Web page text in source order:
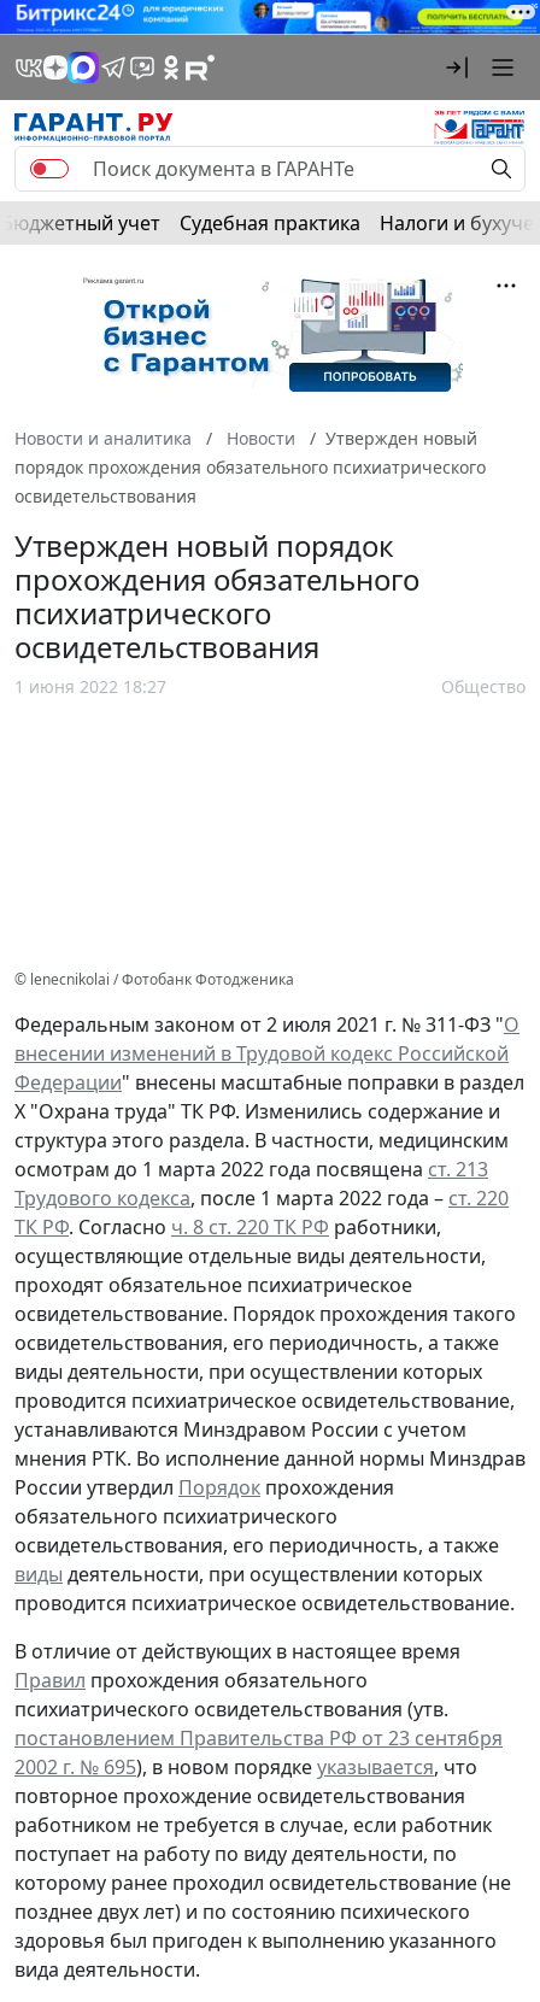
Бюджетный учет Судебная практика Налоги и
Новости и аналитика Новости
Утвержден новый
порядок прохождения обязательного психиатрического
освидетельствования
Утвержден новый порядок
прохождения обязательного
психиатрического
освидетельствования
1 июня 2022 18:27 Общество
© lenecnikolai / Фотобанк Фотодженика
Федеральным законом от 2 июля 2021 г. № 311-ФЗ "О
внесении изменений в Трудовой кодекс Российской
Федерации" внесены масштабные поправки в раздел
Х "Охрана труда" ТК РФ. Изменились содержание и
структура этого раздела. В частности, медицинским
осмотрам до 1 марта 2022 года посвящена ст. 213
Трудового кодекса, после 1 марта 2022 года – ст. 220
ТК РФ. Согласно ч. 8 ст. 220 ТК РФ работники,
осуществляющие отдельные виды деятельности,
проходят обязательное психиатрическое
освидетельствование. Порядок прохождения такого
освидетельствования, его периодичность, а также
виды деятельности, при осуществлении которых
проводится психиатрическое освидетельствование,
устанавливаются Минздравом России с учетом
мнения РТК. Во исполнение данной нормы Минздрав
России утвердил Порядок прохождения
обязательного психиатрического
освидетельствования, его периодичность, а также
виды деятельности, при осуществлении которых
проводится психиатрическое освидетельствование.
В отличие от действующих в настоящее время
Правил прохождения обязательного
психиатрического освидетельствования (утв.
постановлением Правительства РФ от 23 сентября
2002 г. № 695), в новом порядкеуказывается, что
повторное прохождение освидетельствования
работником не требуется в случае, если работник
поступает на работу по виду деятельности, по
которому ранее проходил освидетельствование (не
позднее двух лет) и по состоянию психического
здоровья был пригоден к выполнению указанного
вида деятельности.